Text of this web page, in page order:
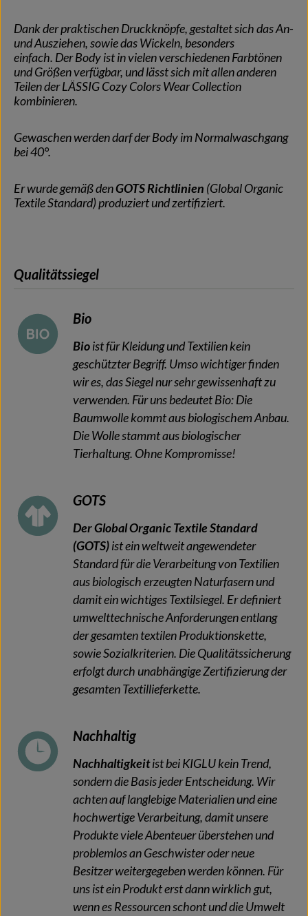
Dank der praktischen Druckknöpfe, gestaltet sich das An-
und Ausziehen, sowie das Wickeln, besonders
einfach. Der Body ist in vielen verschiedenen Farbtönen
und Größen verfügbar, und lässt sich mit allen anderen
Teilen der LÄSSIG Cozy Colors Wear Collection
kombinieren.
Gewaschen werden darf der Body im Normalwaschgang
bei 40°.
Er wurde gemäß denGOTS Richtlinien (Global Organic
Textile Standard) produziert und zertifiziert.
Qualitätssiegel
Bio
Bioist für Kleidung und Textilien kein
geschützter Begriff. Umso wichtiger finden
wir es, das Siegel nur sehr gewissenhaft zu
verwenden. Für uns bedeutet Bio: Die
Baumwolle kommt aus biologischem Anbau.
Die Wolle stammt aus biologischer
Tierhaltung. Ohne Kompromisse!
GOTS
Der Global Organic Textile Standard
(GOTS)ist ein weltweit angewendeter
Standard für die Verarbeitung von Textilien
aus biologisch erzeugten Naturfasern und
damit ein wichtiges Textilsiegel. Er definiert
umwelttechnische Anforderungen entlang
der gesamten textilen Produktionskette,
sowie Sozialkriterien. Die Qualitätssicherung
erfolgt durch unabhängige Zertifizierung der
gesamten Textillieferkette.
Nachhaltig
Nachhaltigkeitist bei KIGLU kein Trend,
sondern die Basis jeder Entscheidung. Wir
achten auf langlebige Materialien und eine
hochwertige Verarbeitung, damit unsere
Produkte viele Abenteuer überstehen und
problemlos an Geschwister oder neue
Besitzer weitergegeben werden können. Für
uns ist ein Produkt erst dann wirklich gut,
wenn es Ressourcen schont und die Umwelt